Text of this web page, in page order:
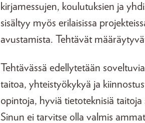
kirjamessujen, koulutuksien ja
sisältyy myös erilaisissa
avustamista. Tehtävät
Tehtävässä edellytetään
taitoa, yhteistyökykyä ja
opintoja, hyviä tietoteknisiä
Sinun ei tarvitse olla valmis